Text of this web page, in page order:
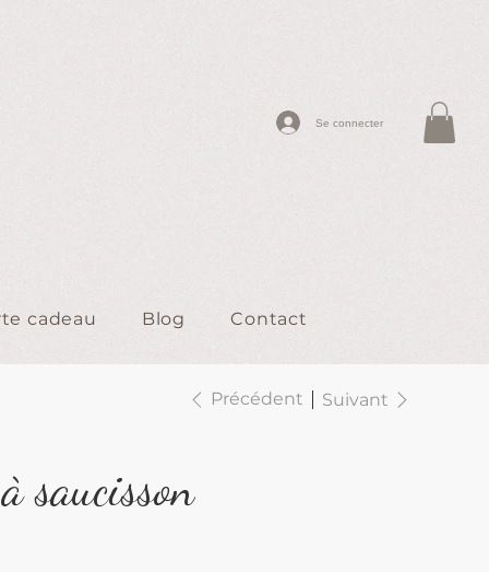
Se connecter
cadeau Blog Contact
Précédent Suivant
saucisson